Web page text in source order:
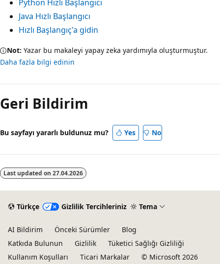
Python Hızlı Başlangıcı
Java Hızlı Başlangıcı
Hızlı Başlangıç'a gidin
Not: Yazar bu makaleyi yapay zeka yardımıyla oluşturmuştur.
Daha fazla bilgi edinin
Geri Bildirim
Bu sayfayı yararlı buldunuz mu? Yes No
Last updated on 27.04.2026
Türkçe Gizlilik Tercihleriniz Tema
AI Bildirim Önceki Sürümler
Blog
Katkıda Bulunun
Gizlilik
Tüketici Sağlığı Gizliliği
Kullanım Koşulları
Ticari Markalar © Microsoft 2026